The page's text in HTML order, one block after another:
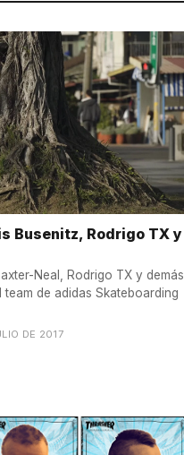
Busenitz, Rodrigo TX y
Neal, Rodrigo TX y demás
de adidas Skateboarding
DE 2017